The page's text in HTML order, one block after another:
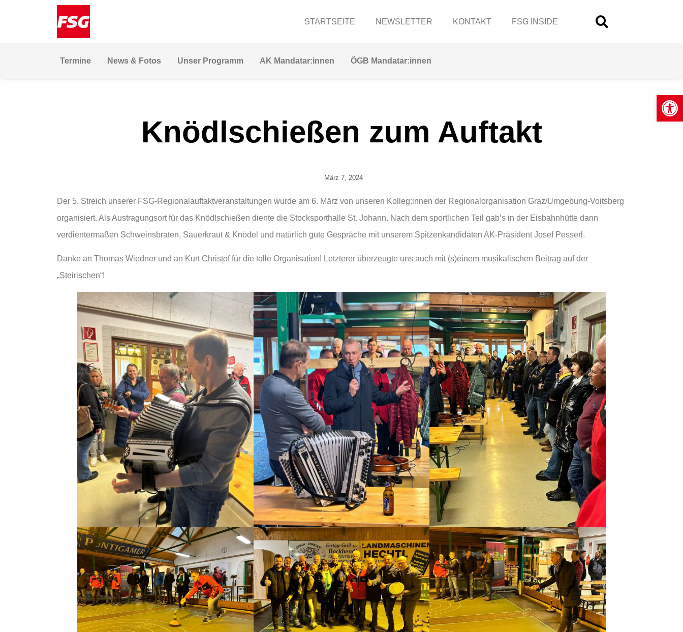
STARTSEITE NEWSLETTER KONTAKT FSG INSIDE
Termine News & Fotos Unser Programm AK Mandatar:innen ÖGB Mandatar:innen
Knödlschießen zum Auftakt
März 7, 2024
Der 5. Streich unserer FSG-Regionalauftaktveranstaltungen wurde am 6. März von unseren Kolleg:innen der Regionalorganisation Graz/Umgebung-Voitsberg
organisiert. Als Austragungsort für das Knödlschießen diente die Stocksporthalle St. Johann. Nach dem sportlichen Teil gab’s in der Eisbahnhütte dann
verdientermaßen Schweinsbraten, Sauerkraut & Knödel und natürlich gute Gespräche mit unserem Spitzenkandidaten AK-Präsident Josef Pesserl.
Danke an Thomas Wiedner und an Kurt Christof für die tolle Organisation! Letzterer überzeugte uns auch mit (s)einem musikalischen Beitrag auf der
„Steirischen“!